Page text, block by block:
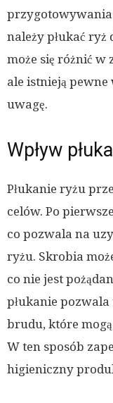
przygotowywania
należy płukać ryż
może się różnić w
ale istnieją
uwagę.
Wpływ
Płukanie ryżu
celów. Po
co pozwala na
ryżu. Skrobia
co nie jest
płukanie
brudu, które
W ten sposób
higieniczny